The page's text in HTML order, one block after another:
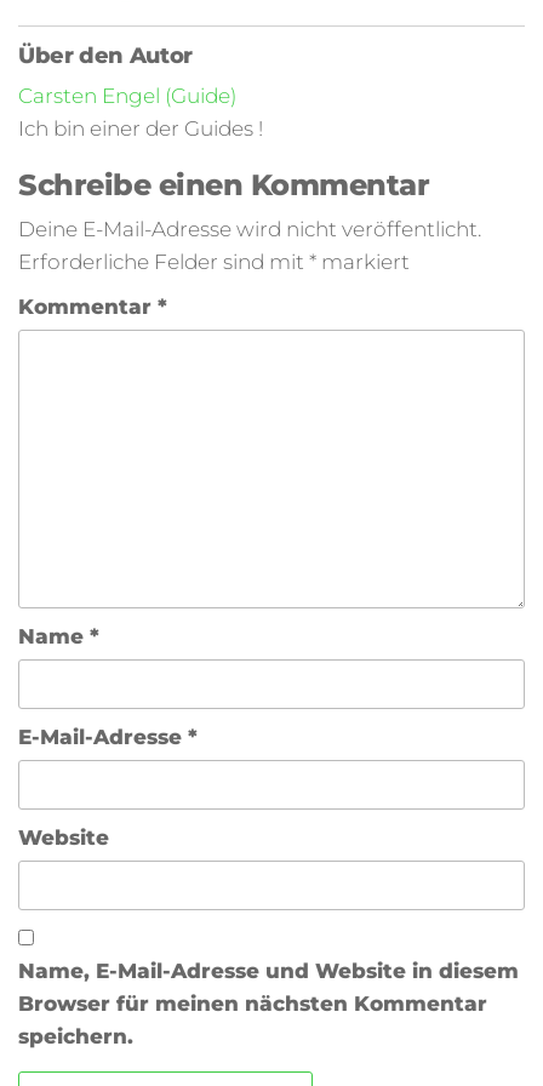
Über den Autor
Carsten Engel (Guide)
Ich bin einer der Guides !
Schreibe einen Kommentar
Deine E-Mail-Adresse wird nicht veröffentlicht.
Erforderliche Felder sind mit * markiert
Kommentar *
Name *
E-Mail-Adresse *
Website
Name, E-Mail-Adresse und Website in diesem
Browser für meinen nächsten Kommentar
speichern.